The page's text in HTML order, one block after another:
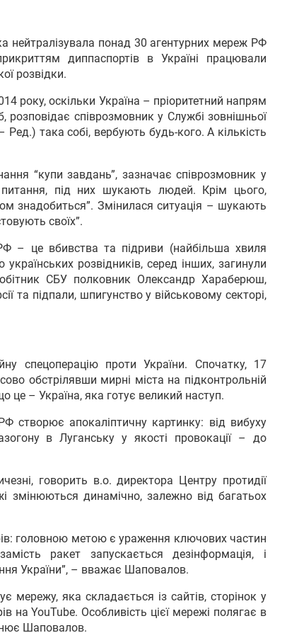
нейтралізувала понад 30 агентурних мереж РФ
диппаспортів в Україні працювали
розвідки.
року, оскільки Україна – пріоритетний напрям
розповідає співрозмовник у Службі зовнішньої
Ред.) така собі, вербують будь-кого. А кількість
“купи завдань”, зазначає співрозмовник у
під них шукають людей. Крім цього,
знадобиться”. Змінилася ситуація – шукають
своїх”.
– це вбивства та підриви (найбільша хвиля
розвідників, серед інших, загинули
СБУ полковник Олександр Хараберюш,
та підпали, шпигунство у військовому секторі,
спецоперацію проти України. Спочатку, 17
обстрілявши мирні міста на підконтрольній
це – Україна, яка готує великий наступ.
створює апокаліптичну картинку: від вибуху
в Луганську у якості провокації – до
говорить в.о. директора Центру протидії
змінюються динамічно, залежно від багатьох
головною метою є ураження ключових частин
ракет запускається дезінформація, і
України”, – вважає Шаповалов.
мережу, яка складається із сайтів, сторінок у
на YouTube. Особливість цієї мережі полягає в
Шаповалов.